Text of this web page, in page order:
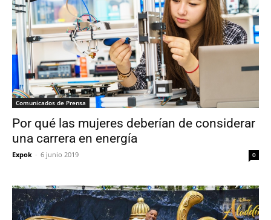
Comunicados de Prensa
Por qué las mujeres deberían de considerar
una carrera en energía
Expok - 6 junio 2019 0